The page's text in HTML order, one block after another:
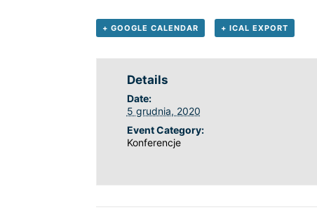
+ GOOGLE CALENDAR + ICAL EXPORT
Details
Date:
5 grudnia, 2020
Event Category:
Konferencje